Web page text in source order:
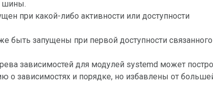
шины.
при какой-либо активности или доступности
быть запущены при первой доступности связанного
зависимостей для модулей systemd может
зависимостях и порядке, но избавлены от